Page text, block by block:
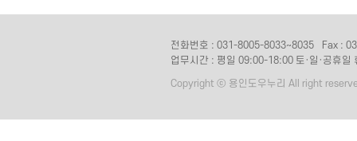
전화번호 : 031-8005-8033~8035
Fax :
업무시간 : 평일 09:00-18:00 토·일·공휴일
Copyright ⓒ 용인도우누리 All right